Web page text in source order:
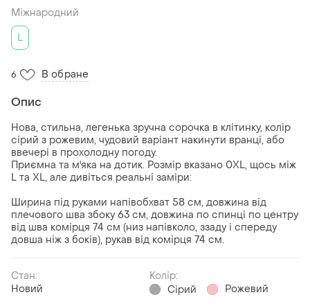
Міжнародний
L
6 В обране
Опис
Нова, стильна, легенька зручна сорочка в клітинку, колір
сірий з рожевим, чудовий варіант накинути вранці, або
ввечері в прохолодну погоду.
Приємна та м'яка на дотик. Розмір вказано 0ХL, щось між
L та XL, але дивіться реальні заміри:
Ширина під руками напівобхват 58 см, довжина від
плечового шва збоку 63 см, довжина по спинці по центру
від шва комірця 74 см (низ напівколо, ззаду і спереду
довша ніж з боків), рукав від комірця 74 см.
Стан:
Новий
Колір:
Сірий
Рожевий